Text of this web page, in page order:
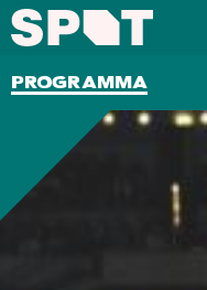
PROGRAMMA